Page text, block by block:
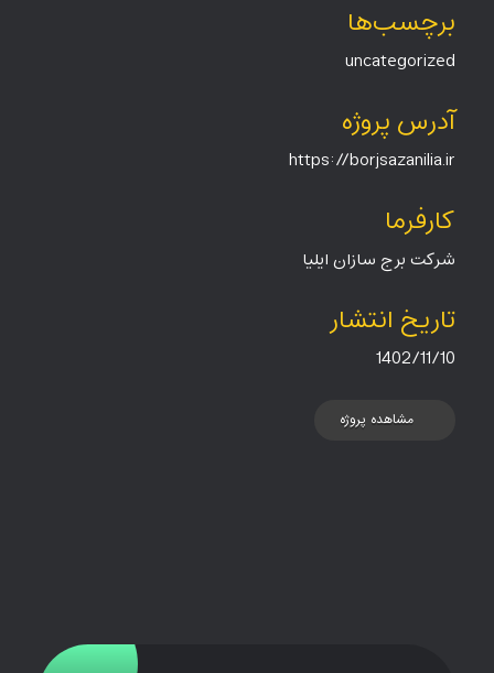
برچسب‌ها
uncategorized
آدرس پروژه
https://borjsazanilia.ir
کارفرما
شرکت برج سازان ایلیا
تاریخ انتشار
1402/11/10
مشاهده پروژه